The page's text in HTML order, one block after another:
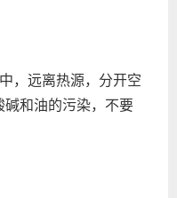
远离热源，分开空
碱和油的污染，不要